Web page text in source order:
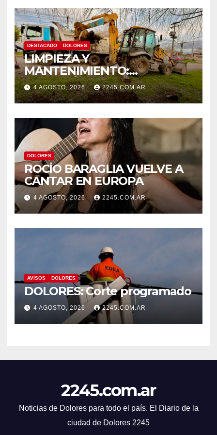
DESTACADO DOLORES
LIMPIEZA Y
MANTENIMIENTO:
CONTINÚAN LOS TRABAJOS
DE ZANJEO EN DISTINTOS
SECTORES DE LA CIUDAD
4 AGOSTO, 2026 2245.COM.AR
DOLORES
ROCÍO BARAGLIA VUELVE A
CANTAR EN EUROPA
4 AGOSTO, 2026 2245.COM.AR
AVISOS DOLORES
DOLORES: Corte programado
4 AGOSTO, 2026 2245.COM.AR
2245.com.ar
Noticias de Dolores para todo el país. El Diario de la
ciudad de Dolores 2245